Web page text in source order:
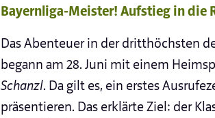
Bayernliga-Meister! Aufstieg in die
Das Abenteuer in der dritthöchsten
begann am 28. Juni mit einem
Schanzl. Da gilt es, ein erstes
präsentieren. Das erklärte Ziel: der